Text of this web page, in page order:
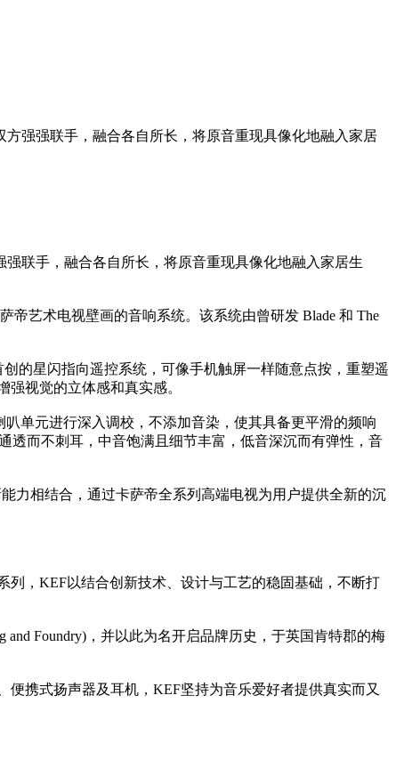
强强联手，融合各自所长，将原音重现具像化地融入家居
联手，融合各自所长，将原音重现具像化地融入家居生
艺术电视壁画的音响系统。该系统由曾研发 Blade 和 The
的星闪指向遥控系统，可像手机触屏一样随意点按，重塑遥
视觉的立体感和真实感。
单元进行深入调校，不添加音染，使其具备更平滑的频响
透而不刺耳，中音饱满且细节丰富，低音深沉而有弹性，音
力相结合，通过卡萨帝全系列高端电视为用户提供全新的沉
列，KEF以结合创新技术、设计与工艺的稳固基础，不断打
and Foundry)，并以此为名开启品牌历史，于英国肯特郡的梅
携式扬声器及耳机，KEF坚持为音乐爱好者提供真实而又